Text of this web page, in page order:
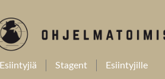
Esiintyjiä Stagent Esiintyjille